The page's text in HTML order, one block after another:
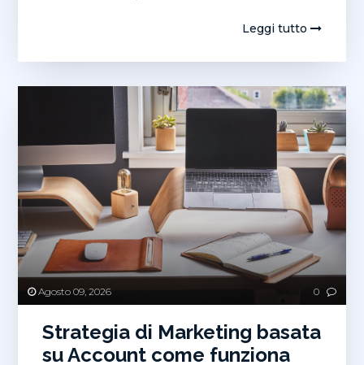
miti
sicurezza
informatica
Leggi tutto
Agosto 09, 2026 0
Strategia di Marketing basata
su Account come funziona